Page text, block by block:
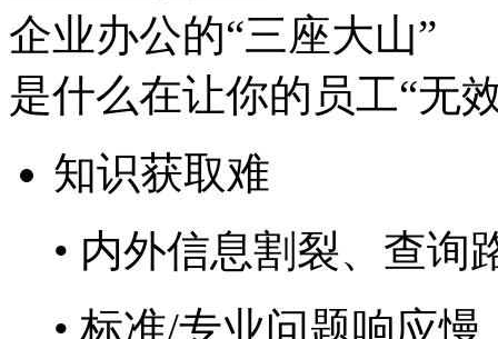
企业办公的“三座大山”
是什么在让你的员工“无
知识获取难
• 内外信息割裂、查
• 标准/专业问题响应慢